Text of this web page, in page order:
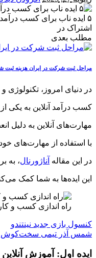
۵ ایده ناب برای کسب درآمد از طریق مهارت‌های آنلاین
اشتراک در
مطلب بعدی
مراحل ثبت شرکت در ایران هزینه ثبت شرکت سال
در دنیای امروز، تکنولوژی
کسب درآمد آنلاین به یکی
مهارت‌های آنلاین به دلیل
با استفاده از مهارت‌های
در این مقاله آناژورنال، به بررسی ۵ ایده ناب و کاربردی برای کسب
این ایده‌ها به شما کمک
راه اندازی کسب و کار
کنسول بازی جدید نینتندو
شمس آذر تیمی سخت‌کوش
ایده اول: آموزش آنلاین